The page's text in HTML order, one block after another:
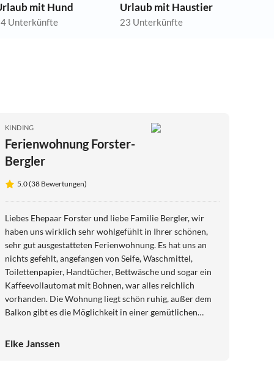
mit Hund
Unterkünfte
Urlaub mit Haustier
23 Unterkünfte
KINDING
Ferienwohnung Forster-
Bergler
5.0 (38 Bewertungen)
Liebes Ehepaar Forster und liebe Familie Bergler, wir
haben uns wirklich sehr wohlgefühlt in Ihrer schönen,
sehr gut ausgestatteten Ferienwohnung. Es hat uns an
nichts gefehlt, angefangen von Seife, Waschmittel,
Toilettenpapier, Handtücher, Bettwäsche und sogar ein
Kaffeevollautomat mit Bohnen, war alles reichlich
vorhanden. Die Wohnung liegt schön ruhig, außer dem
Balkon gibt es die Möglichkeit in einer gemütlichen
Wir waren bei schönem Wetter jeden Tag im See baden,
Elke Janssen